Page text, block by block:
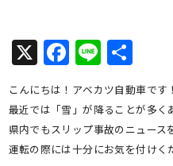
X Facebook
Line共
有
こんにちは！アベカツ自動車です！
最近では「雪」が降ることが多く
県内でもスリップ事故のニュース
運転の際には十分にお気を付けく